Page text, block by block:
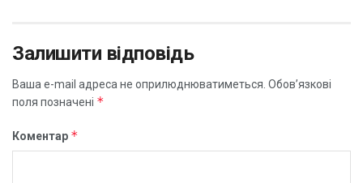
Залишити відповідь
Ваша e-mail адреса не оприлюднюватиметься. Обов’язкові
поля позначені *
Коментар *